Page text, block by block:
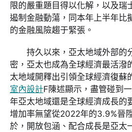
限的嚴重題目得以化解，以及瑞
遏制金融動蕩，同本年上半年比
的金融風險趨于緊張。
持久以來，亞太地域外部的
密，亞太也成為全球經濟最活潑
太地域開釋出引領全球經濟復蘇
室內設計F陳述顯示，盡管碰到
年亞太地域還是全球經濟成長的
增加率無望從2022年的3.9%晉
於，開放包涵、配合成長是亞太